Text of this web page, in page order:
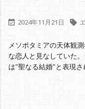
 2024年11月21日 
メソポタミアの天体観
な恋人と見なしていた
は"聖なる結婚"と表現さ